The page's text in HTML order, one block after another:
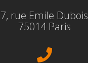
7, rue Emile Dubois
75014 Paris
